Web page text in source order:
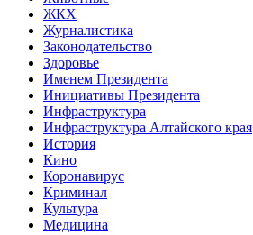
ЖКХ
Журналистика
Законодательство
Здоровье
Именем Президента
Инициативы Президента
Инфраструктура
Инфраструктура Алтайского края
История
Кино
Коронавирус
Криминал
Культура
Медицина